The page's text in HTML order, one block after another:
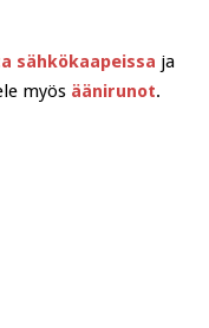
sähkökaapeissa ja
myös äänirunot.